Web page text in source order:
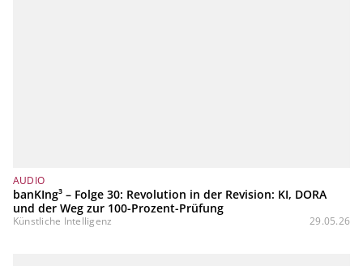
AUDIO
banKIng³ – Folge 30: Revolution in der Revision: KI, DORA
und der Weg zur 100-Prozent-Prüfung
Künstliche Intelligenz 29.05.26